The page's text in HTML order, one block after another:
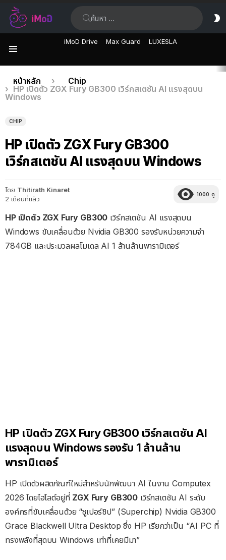
iMoD Drive Max Guard LUXESLA
เรื่อง
ล่าสุด
คุณอยู่ที่นี่:
หน้าหลัก
Chip
HP เปิดตัว ZGX Fury GB300 เวิร์กสเตชัน AI แรงสุดบน
Windows
CHIP
HP เปิดตัว ZGX Fury GB300
เวิร์กสเตชัน AI แรงสุดบน Windows
โดย Thitirath Kinaret
2 เดือนที่แล้ว
1000 ดู
HP เปิดตัว ZGX Fury GB300 เวิร์กสเตชัน AI แรงสุดบน
Windows ขับเคลื่อนด้วย Nvidia GB300 รองรับหน่วยความจำ
784GB และประมวลผลโมเดล AI 1 ล้านล้านพารามิเตอร์
HP เปิดตัว ZGX Fury GB300 เวิร์กสเตชัน AI
แรงสุดบน Windows รองรับ 1 ล้านล้าน
พารามิเตอร์
HP เปิดตัวผลิตภัณฑ์ใหม่สำหรับนักพัฒนา AI ในงาน Computex
2026 โดยไฮไลต์อยู่ที่ ZGX Fury GB300 เวิร์กสเตชัน AI ระดับ
องค์กรที่ขับเคลื่อนด้วย “ซูเปอร์ชิป” (Superchip) Nvidia GB300
Grace Blackwell Ultra Desktop ซึ่ง HP เรียกว่าเป็น “AI PC ที่
ทรงพลังที่สุดบน Windows เท่าที่เคยมีมา”